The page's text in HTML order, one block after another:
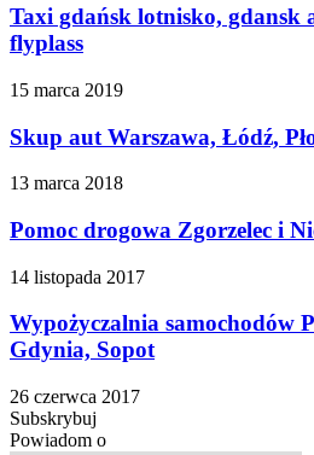
Taxi gdańsk lotnisko, gdansk
flyplass
15 marca 2019
Skup aut Warszawa, Łódź,
13 marca 2018
Pomoc drogowa Zgorzelec i
14 listopada 2017
Wypożyczalnia samochodów
Gdynia, Sopot
26 czerwca 2017
Subskrybuj
Powiadom o